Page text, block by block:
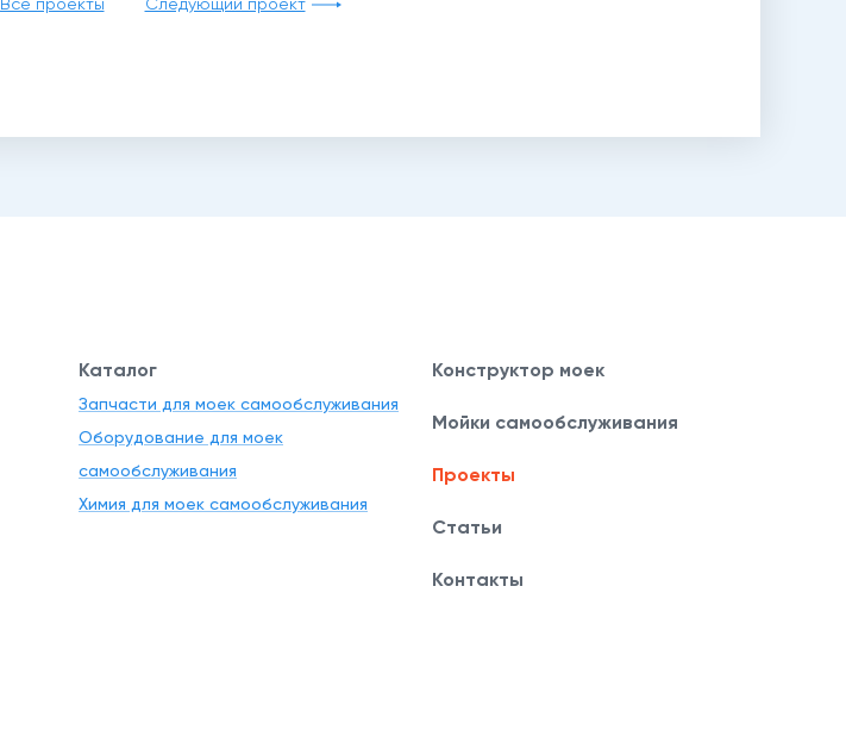
Каталог
Запчасти для моек самообслуживания
Оборудование для моек
самообслуживания
Химия для моек самообслуживания
Конструктор моек
Мойки самообслуживания
Проекты
Статьи
Контакты